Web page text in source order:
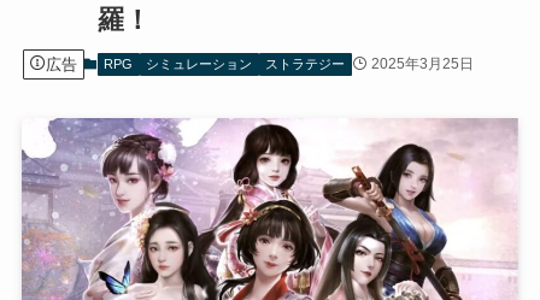
羅！
広告 RPG シミュレーション ストラテジー 2025年3月25日